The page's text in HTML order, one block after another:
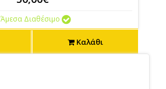
Άμεσα Διαθέσιμο
Καλάθι